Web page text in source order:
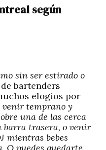
según
sin ser estirado o
bartenders
elogios por
venir temprano y
una de las cerca
barra trasera, o venir
mientras bebes